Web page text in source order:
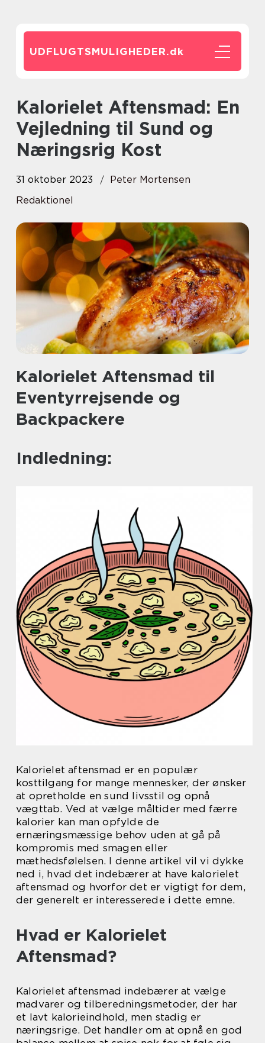
UDFLUGTSMULIGHEDER.dk
Kalorielet Aftensmad: En
Vejledning til Sund og
Næringsrig Kost
31 oktober 2023
Peter Mortensen
Redaktionel
Kalorielet Aftensmad til
Eventyrrejsende og
Backpackere
Indledning:
Kalorielet aftensmad er en populær
kosttilgang for mange mennesker, der ønsker
at opretholde en sund livsstil og opnå
vægttab. Ved at vælge måltider med færre
kalorier kan man opfylde de
ernæringsmæssige behov uden at gå på
kompromis med smagen eller
mæthedsfølelsen. I denne artikel vil vi dykke
ned i, hvad det indebærer at have kalorielet
aftensmad og hvorfor det er vigtigt for dem,
der generelt er interesserede i dette emne.
Hvad er Kalorielet
Aftensmad?
Kalorielet aftensmad indebærer at vælge
madvarer og tilberedningsmetoder, der har
et lavt kalorieindhold, men stadig er
næringsrige. Det handler om at opnå en god